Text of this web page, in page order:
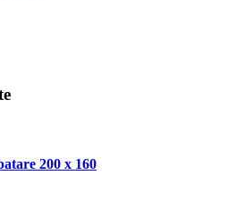
200 x 160